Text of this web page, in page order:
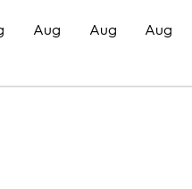
Aug Aug Aug